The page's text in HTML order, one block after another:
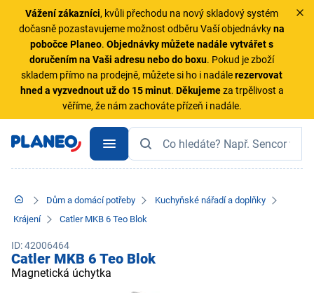
Vážení zákazníci, kvůli přechodu na nový skladový systém
dočasně pozastavujeme možnost odběru Vaší objednávkyna
pobočce Planeo.Objednávky můžete nadále vytvářet s
doručením na Vaši adresu nebo do boxu. Pokud je zboží
skladem přímo na prodejně, můžete si ho i nadálerezervovat
hned a vyzvednout už do 15 minut. Děkujemeza trpělivost a
věříme, že nám zachováte přízeň i nadále.
Dům a domácí potřeby
Kuchyňské nářadí a doplňky
Krájení
Catler MKB 6 Teo Blok
ID: 42006464
Catler MKB 6 Teo Blok
Magnetická úchytka